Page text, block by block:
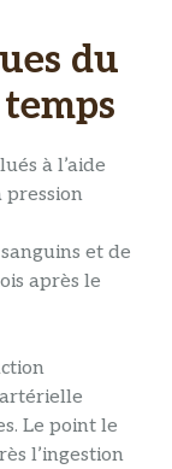
du
à l’aide
pression
et de
après le
Le point le
l’ingestion